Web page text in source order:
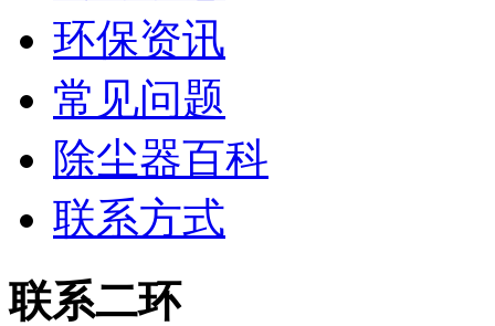
环保资讯
常见问题
除尘器百科
联系方式
联系二环